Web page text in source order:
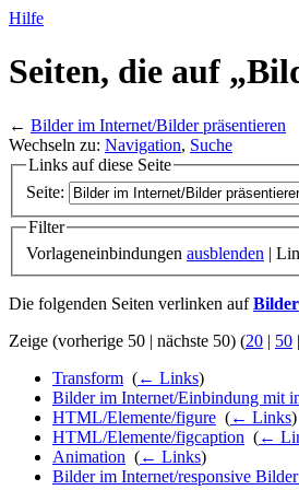
Hilfe
Seiten, die auf
← Bilder im Internet/Bilder präsentieren
Wechseln zu: Navigation, Suche
Links auf diese Seite
Seite:
Filter
Vorlageneinbindungen ausblenden |
Die folgenden Seiten verlinken auf
Zeige (vorherige 50 | nächste 50) (20 | 50 |
Transform (← Links)
Bilder im Internet/Einbindung mit
HTML/Elemente/figure (← Links)
HTML/Elemente/figcaption (←
Animation (← Links)
Bilder im Internet/responsive